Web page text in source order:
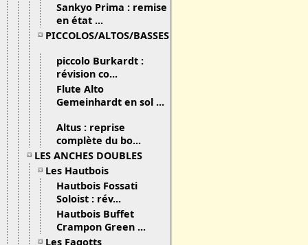
Sankyo Prima : remise
en état ...
PICCOLOS/ALTOS/BASSES
piccolo Burkardt :
révision co...
Flute Alto
Gemeinhardt en sol ...
Altus : reprise
complète du bo...
LES ANCHES DOUBLES
Les Hautbois
Hautbois Fossati
Soloist : rév...
Hautbois Buffet
Crampon Green ...
Les Fagotts